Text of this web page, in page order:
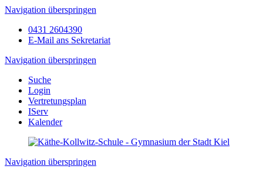
Navigation überspringen
0431 2604390
E-Mail ans Sekretariat
Navigation überspringen
Suche
Login
Vertretungsplan
IServ
Kalender
Navigation überspringen